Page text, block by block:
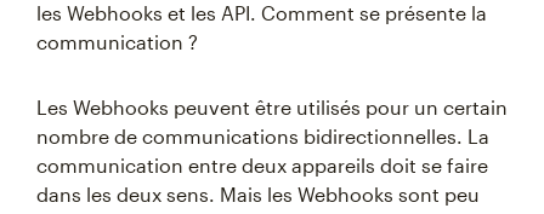
les Webhooks et les API. Comment se présente la
communication ?
Les Webhooks peuvent être utilisés pour un certain
nombre de communications bidirectionnelles. La
communication entre deux appareils doit se faire
dans les deux sens. Mais les Webhooks sont peu